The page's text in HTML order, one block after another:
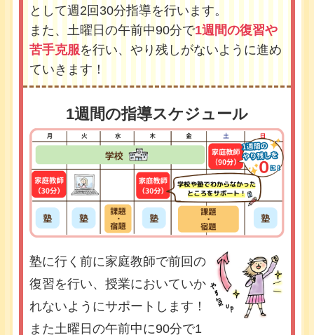
として週2回30分指導を行います。
また、土曜日の午前中90分で1週間の復習や
苦手克服を行い、やり残しがないように進め
ていきます！
1週間の指導スケジュール
塾に行く前に家庭教師で前回の
復習を行い、授業においていか
れないようにサポートします！
また土曜日の午前中に90分で1